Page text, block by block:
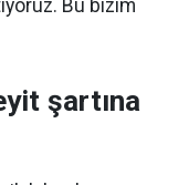
Bu bizim
şartına